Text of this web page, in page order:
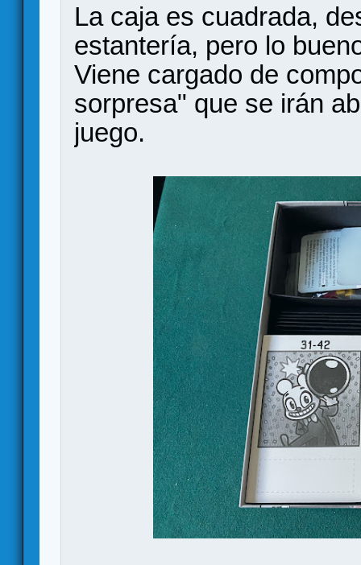
La caja es cuadrada,
estantería, pero lo
Viene cargado de
sorpresa" que se irán
juego.